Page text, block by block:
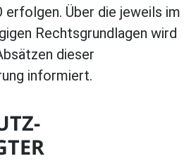
erfolgen. Über die jeweils im
Rechtsgrundlagen wird
dieser
informiert.